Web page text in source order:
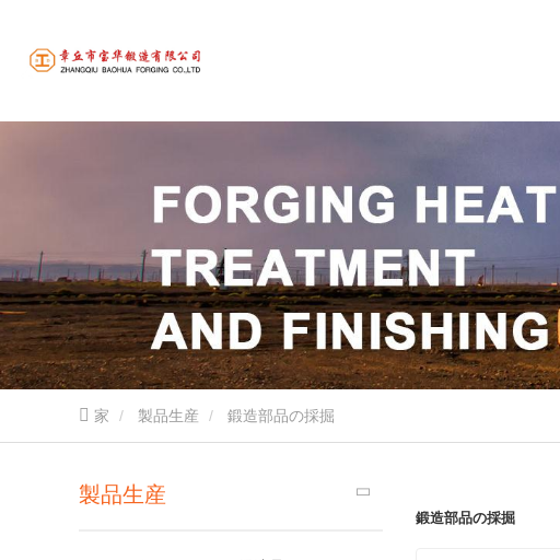
家 製品生産 鍛造部品の採掘
製品生産
鍛造部品の採掘